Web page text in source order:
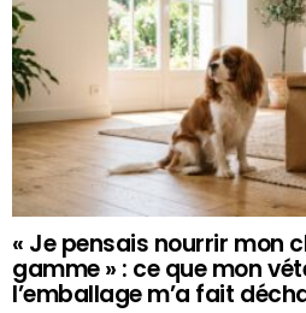
« Je pensais nourrir mon
gamme » : ce que mon
l’emballage m’a fait